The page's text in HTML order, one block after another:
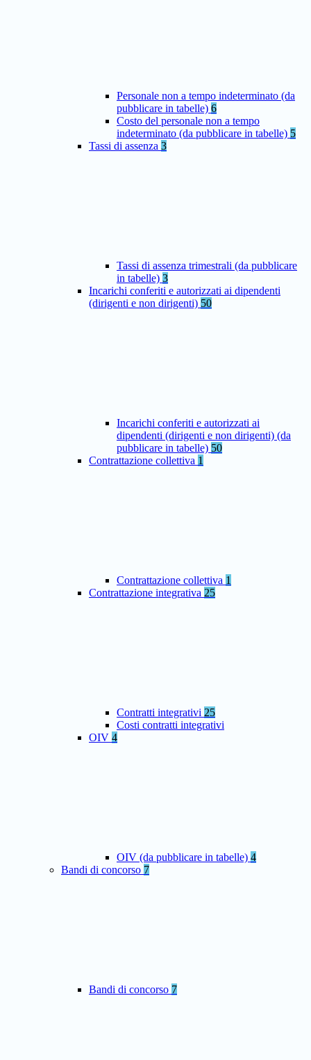
Personale non a tempo indeterminato (da
pubblicare in tabelle) 6
Costo del personale non a tempo
indeterminato (da pubblicare in tabelle) 5
Tassi di assenza 3
Tassi di assenza trimestrali (da pubblicare
in tabelle) 3
Incarichi conferiti e autorizzati ai dipendenti
(dirigenti e non dirigenti) 50
Incarichi conferiti e autorizzati ai
dipendenti (dirigenti e non dirigenti) (da
pubblicare in tabelle) 50
Contrattazione collettiva 1
Contrattazione collettiva 1
Contrattazione integrativa 25
Contratti integrativi 25
Costi contratti integrativi
OIV 4
OIV (da pubblicare in tabelle) 4
Bandi di concorso 7
Bandi di concorso 7